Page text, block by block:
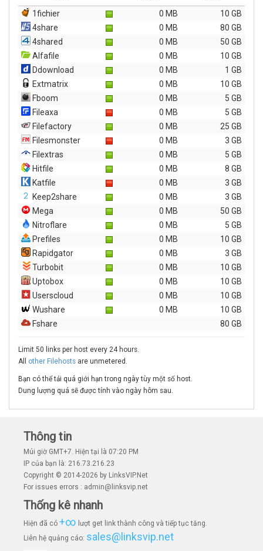
1fichier
0 MB
10 GB
4share
0 MB
80 GB
4shared
0 MB
50 GB
Alfafile
0 MB
10 GB
Ddownload
0 MB
1 GB
Extmatrix
0 MB
10 GB
Fboom
0 MB
5 GB
Fileaxa
0 MB
5 GB
Filefactory
0 MB
25 GB
Filesmonster
0 MB
3 GB
Filextras
0 MB
5 GB
Hitfile
0 MB
8 GB
Katfile
0 MB
3 GB
Keep2share
0 MB
3 GB
Mega
0 MB
50 GB
Nitroflare
0 MB
5 GB
Prefiles
0 MB
10 GB
Rapidgator
0 MB
3 GB
Turbobit
0 MB
10 GB
Uptobox
0 MB
10 GB
Userscloud
0 MB
10 GB
Wushare
0 MB
10 GB
Fshare
80 GB
Limit 50 links per host every 24 hours.
All other Filehosts are unmetered.
Bạn có thể tải quá giới hạn trong ngày tùy một số host.
Dung lượng quá sẽ được tính vào ngày hôm sau.
Thông tin
Múi giờ GMT+7. Hiện tại là 07:20 PM
IP của bạn là: 216.73.216.23
Copyright © 2014-2026 by LinksVIP.Net
For issues errors : admin@linksvip.net
Thống kê nhanh
Hiện đã có +∞ lượt get link thành công và tiếp tục tăng.
Liên hệ quảng cáo: sales@linksvip.net